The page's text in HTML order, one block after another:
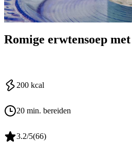
Romige erwtensoep
200 kcal
20 min. bereiden
3.2/5(66)